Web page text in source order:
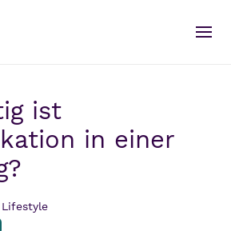
ist
in einer
Lifestyle